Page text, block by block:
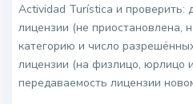
Actividad Turística и проверить:
лицензии (не приостановлена,
категорию и число
лицензии (на физлицо, юрлицо
передаваемость лицензии